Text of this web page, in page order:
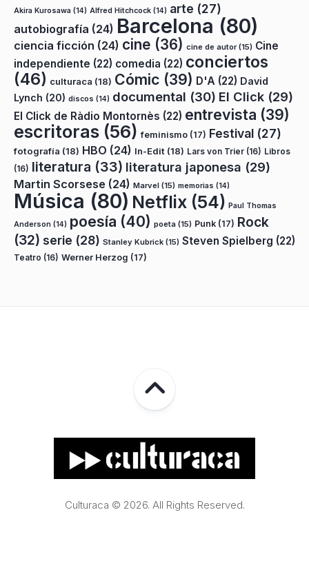
Akira Kurosawa (14) Alfred Hitchcock (14) arte (27)
autobiografía (24) Barcelona (80)
ciencia ficción (24) cine (36) cine de autor(15) Cine
independiente (22) comedia (22) conciertos
(46) culturaca (18) Cómic (39) D'A (22) David
Lynch (20) discos (14) documental (30) El Click (29)
El Click de Ràdio Montornès (22) entrevista (39)
escritoras (56) feminismo (17) Festival (27)
fotografía (18) HBO (24) In-Edit (18) Lars von Trier (16) Libros
(16) literatura (33) literatura japonesa (29)
Martin Scorsese (24) Marvel (15) memorias (14)
Música (80) Netflix (54) Paul Thomas
Anderson (14) poesía (40) poeta (15) Punk (17) Rock
(32) serie (28) Stanley Kubrick (15) Steven Spielberg (22)
Teatro (16) Werner Herzog (17)
Culturaca © 2026. All Rights Reserved.